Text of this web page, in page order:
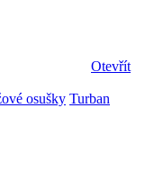
Otevřít
osušky Turban